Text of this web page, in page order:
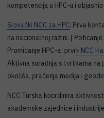
kompetencija u HPC-u i
Slovački NCC za HPC: Prva
na nacionalnoj razini. | Poticanje
Promicanje HPC-a: prvi> NCC
Aktivna suradnja s tvrtkama
okoliša, praćenja medija i
NCC Turska koordinira
akademske zajednice i